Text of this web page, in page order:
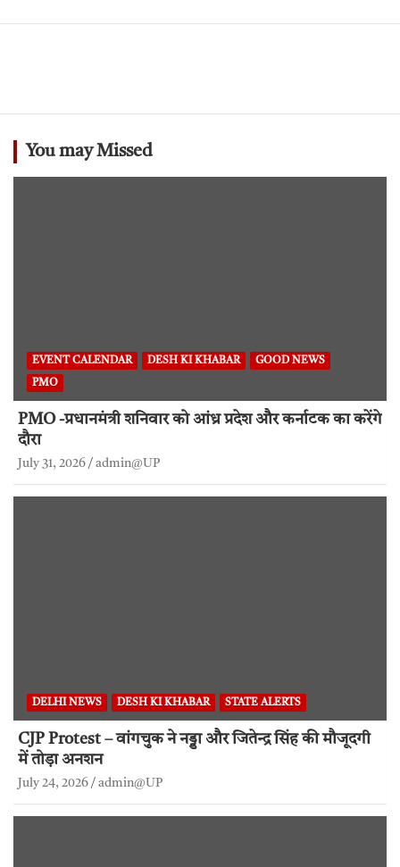
You may Missed
EVENT CALENDAR DESH KI KHABAR GOOD NEWS
PMO
PMO -प्रधानमंत्री शनिवार को आंध्र प्रदेश और कर्नाटक का करेंगे
दौरा
July 31, 2026 admin@UP
DELHI NEWS DESH KI KHABAR STATE ALERTS
CJP Protest – वांगचुक ने नड्डा और जितेन्द्र सिंह की मौजूदगी
में तोड़ा अनशन
July 24, 2026 admin@UP